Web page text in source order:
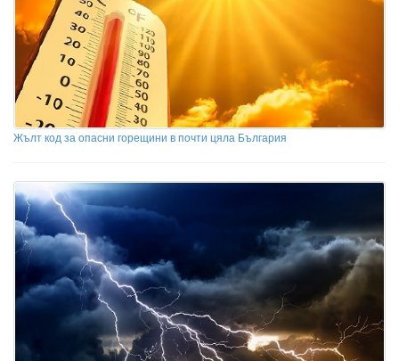
Жълт код за опасни горещини в почти цяла България